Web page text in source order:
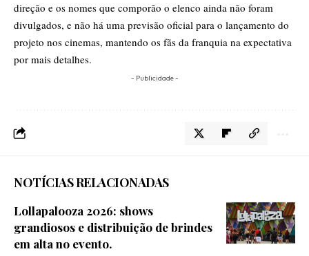
direção e os nomes que comporão o elenco ainda não foram
divulgados, e não há uma previsão oficial para o lançamento do
projeto nos cinemas, mantendo os fãs da franquia na expectativa
por mais detalhes.
- Publicidade -
NOTÍCIAS RELACIONADAS
Lollapalooza 2026: shows
grandiosos e distribuição de brindes
em alta no evento.